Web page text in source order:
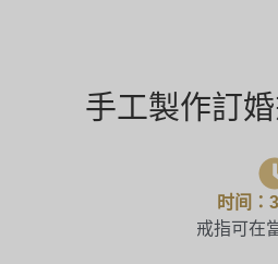
手工製作訂
时间：
戒指可在